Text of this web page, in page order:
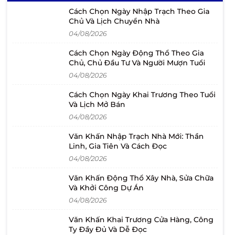
Cách Chọn Ngày Nhập Trạch Theo Gia
Chủ Và Lịch Chuyển Nhà
04/08/2026
Cách Chọn Ngày Động Thổ Theo Gia
Chủ, Chủ Đầu Tư Và Người Mượn Tuổi
04/08/2026
Cách Chọn Ngày Khai Trương Theo Tuổi
Và Lịch Mở Bán
04/08/2026
Văn Khấn Nhập Trạch Nhà Mới: Thần
Linh, Gia Tiên Và Cách Đọc
04/08/2026
Văn Khấn Động Thổ Xây Nhà, Sửa Chữa
Và Khởi Công Dự Án
04/08/2026
Văn Khấn Khai Trương Cửa Hàng, Công
Ty Đầy Đủ Và Dễ Đọc